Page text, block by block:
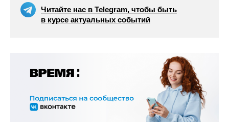
Читайте нас в Telegram, чтобы быть
в курсе актуальных событий